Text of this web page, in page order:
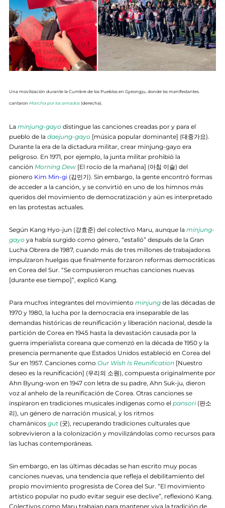
Una movilización durante la Cumbre de los Pueblos en Gyeongju, donde lxs manifestantes
cantaron Marcha por los amados (derecha).
La minjung-gayo distingue las canciones creadas por y para el
pueblo de la daejung-gayo [música popular dominante] (대중가요).
Durante la era de la dictadura militar, crear minjung-gayo era
peligroso. En 1971, por ejemplo, la junta militar prohibió la
canción Morning Dew [El rocío de la mañana] (아침 이슬) del
pionero Kim Min-gi (김민기). Sin embargo, la gente encontró formas
de acceder a la canción, y se convirtió en uno de los himnos más
queridos del movimiento de democratización y aún es interpretado
en las protestas actuales.
Según Kang Hyo-jun (강효준) del colectivo Maru, aunque la minjung-
gayo ya había surgido como género, “estalló” después de la Gran
Lucha Obrera de 1987, cuando más de tres millones de trabajadorxs
impulzaron huelgas que finalmente forzaron reformas democráticas
en Corea del Sur. “Se compusieron muchas canciones nuevas
[durante ese tiempo]”, explicó Kang.
Para muchxs integrantes del movimiento minjung de las décadas de
1970 y 1980, la lucha por la democracia era inseparable de las
demandas históricas de reunificación y liberación nacional, desde la
partición de Corea en 1945 hasta la devastación causada por la
guerra imperialista coreana que comenzó en la década de 1950 y la
presencia permanente que Estados Unidos estableció en Corea del
Sur en 1957. Canciones como Our Wish Is Reunification [Nuestro
deseo es la reunificación] (우리의 소원), compuesta originalmente por
Ahn Byung-won en 1947 con letra de su padre, Ahn Suk-ju, dieron
voz al anhelo de la reunificación de Corea. Otras canciones se
inspiraron en tradiciones musicales indígenas como el pansori(판소
리), un género de narración musical, y los ritmos
chamánicos gut (굿), recuperando tradiciones culturales que
sobrevivieron a la colonización y movilizándolas como recursos para
las luchas contemporáneas.
Sin embargo, en las últimas décadas se han escrito muy pocas
canciones nuevas, una tendencia que refleja el debilitamiento del
propio movimiento progresista de Corea del Sur. “El movimiento
artístico popular no pudo evitar seguir ese declive”, reflexionó Kang.
Colectivos como Maru trabajan para mantener viva la tradición de